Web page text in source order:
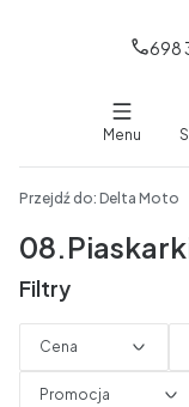
698
Menu
Przejdź do: Delta Moto
Filtry
Cena
Promocja